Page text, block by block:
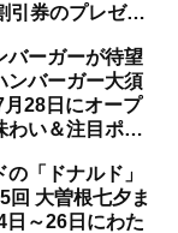
券のプレゼン
バーガーが待望
ンバーガー大須
28日にオープ
い＆注目ポイ
「ドナルド」
回 大曽根七夕ま
日～26日にわた